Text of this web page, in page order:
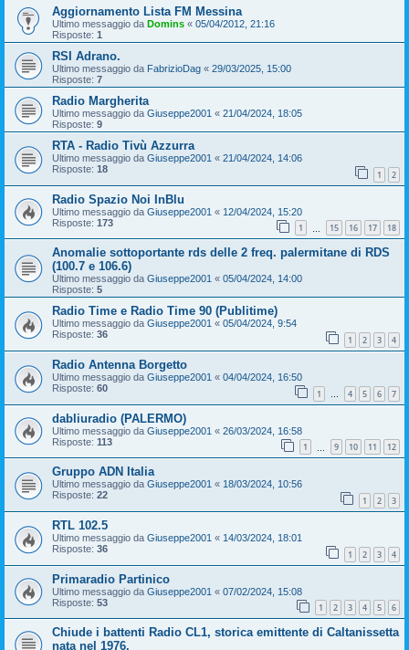
Aggiornamento Lista FM Messina
Ultimo messaggio da Domins « 05/04/2012, 21:16
Risposte: 1
RSI Adrano.
Ultimo messaggio da FabrizioDag « 29/03/2025, 15:00
Risposte: 7
Radio Margherita
Ultimo messaggio da Giuseppe2001 « 21/04/2024, 18:05
Risposte: 9
RTA - Radio Tivù Azzurra
Ultimo messaggio da Giuseppe2001 « 21/04/2024, 14:06
Risposte: 18 1 2
Radio Spazio Noi InBlu
Ultimo messaggio da Giuseppe2001 « 12/04/2024, 15:20
Risposte: 173 1 15 16 17 18
Anomalie sottoportante rds delle 2 freq. palermitane di RDS
(100.7 e 106.6)
Ultimo messaggio da Giuseppe2001 « 05/04/2024, 14:00
Risposte: 5
Radio Time e Radio Time 90 (Publitime)
Ultimo messaggio da Giuseppe2001 « 05/04/2024, 9:54
Risposte: 36 1 2 3 4
Radio Antenna Borgetto
Ultimo messaggio da Giuseppe2001 « 04/04/2024, 16:50
Risposte: 60 1 … 4 5 6 7
dabliuradio (PALERMO)
Ultimo messaggio da Giuseppe2001 « 26/03/2024, 16:58
Risposte: 113 1 9 10 11 12
Gruppo ADN Italia
Ultimo messaggio da Giuseppe2001 « 18/03/2024, 10:56
Risposte: 22 1 2 3
RTL 102.5
Ultimo messaggio da Giuseppe2001 « 14/03/2024, 18:01
Risposte: 36 1 2 3 4
Primaradio Partinico
Ultimo messaggio da Giuseppe2001 « 07/02/2024, 15:08
Risposte: 53 1 2 3 4 5 6
Chiude i battenti Radio CL1, storica emittente di Caltanissetta
nata nel 1976.